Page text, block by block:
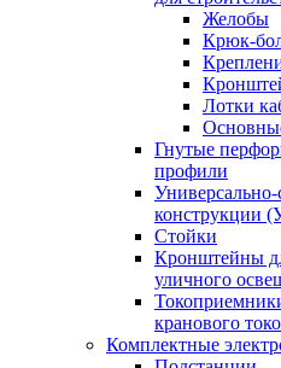
Желобы
Крюк-
Лотки
Гнутые
профили
конструкции
Стойки
Кронштейны
уличного
кранового
Комплектные